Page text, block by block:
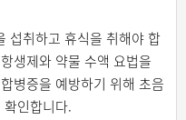
섭취하고 휴식을 취해야 합
생제와 약물 수액 요법을
병증을 예방하기 위해 초음
인합니다.